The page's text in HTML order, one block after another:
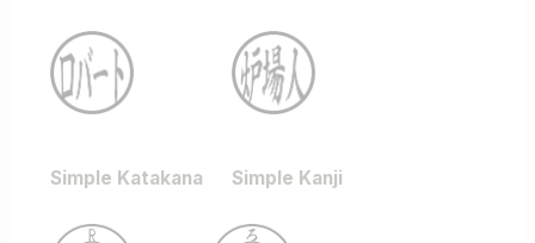
Simple Katakana Simple Kanji